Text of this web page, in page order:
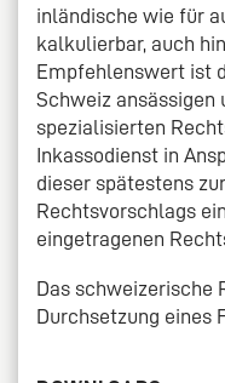
inländische wie für
kalkulierbar, auch
Empfehlenswert ist
Schweiz ansässigen
spezialisierten
Inkassodienst in
dieser spätestens
Rechtsvorschlags
eingetragenen
Das schweizerische
Durchsetzung eines